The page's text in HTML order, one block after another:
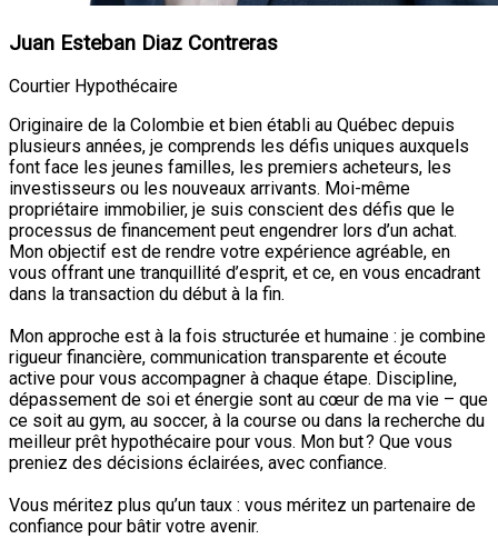
Juan Esteban Diaz Contreras
Courtier Hypothécaire
Originaire de la Colombie et bien établi au Québec depuis
plusieurs années, je comprends les défis uniques auxquels
font face les jeunes familles, les premiers acheteurs, les
investisseurs ou les nouveaux arrivants. Moi-même
propriétaire immobilier, je suis conscient des défis que le
processus de financement peut engendrer lors d’un achat.
Mon objectif est de rendre votre expérience agréable, en
vous offrant une tranquillité d’esprit, et ce, en vous encadrant
dans la transaction du début à la fin.
Mon approche est à la fois structurée et humaine : je combine
rigueur financière, communication transparente et écoute
active pour vous accompagner à chaque étape. Discipline,
dépassement de soi et énergie sont au cœur de ma vie – que
ce soit au gym, au soccer, à la course ou dans la recherche du
meilleur prêt hypothécaire pour vous. Mon but ? Que vous
preniez des décisions éclairées, avec confiance.
Vous méritez plus qu’un taux : vous méritez un partenaire de
confiance pour bâtir votre avenir.